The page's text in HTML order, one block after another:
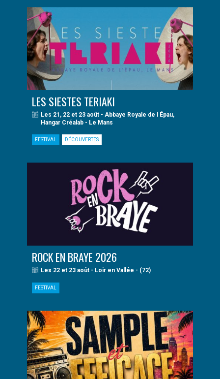
LES SIESTES TERIAKI
Les 21, 22 et 23 août - Abbaye Royale de l Épau,
Hangar Créalab - Le Mans
FESTIVAL DÉCOUVERTES
ROCK EN BRAYE 2026
Les 22 et 23 août - Loir en Vallée - (72)
FESTIVAL